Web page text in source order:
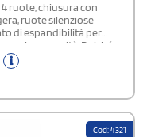
ruote, chiusura con
ruote silenziose
di espandibilità per
necessità. Poiché
è equipaggiata con il
Cod: 4321